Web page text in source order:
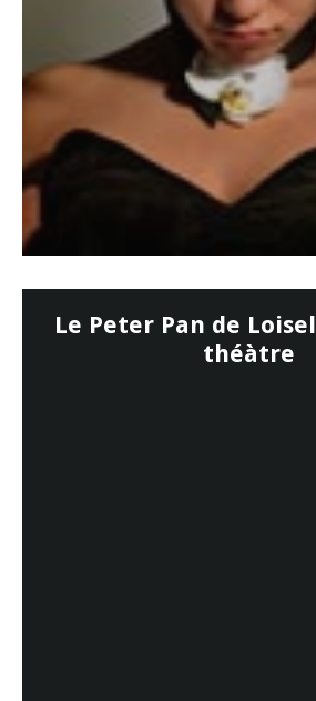
Le Peter Pan de
théàtre